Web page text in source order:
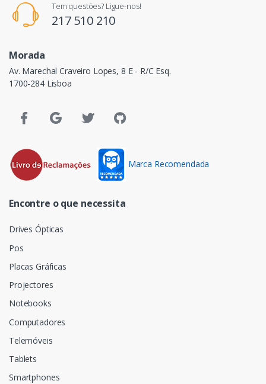
Tem questões? Ligue-nos!
217 510 210
Morada
Av. Marechal Craveiro Lopes, 8 E - R/C Esq.
1700-284 Lisboa
Marca Recomendada
Encontre o que necessita
Drives Ópticas
Pos
Placas Gráficas
Projectores
Notebooks
Computadores
Telemóveis
Tablets
Smartphones